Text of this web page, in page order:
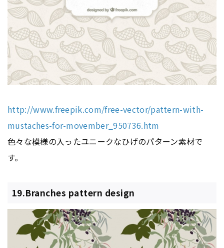
http://www.freepik.com/free-vector/pattern-with-
mustaches-for-movember_950736.htm
色々な模様の入ったユニークなひげのパターン素材で
す。
19.Branches pattern design